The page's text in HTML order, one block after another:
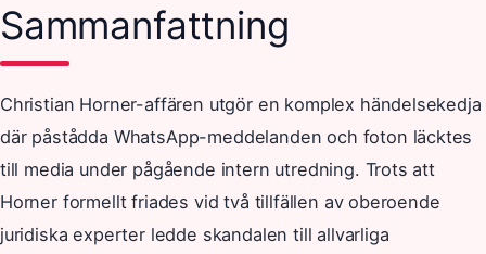
Sammanfattning
Christian Horner-affären utgör en komplex händelsekedja
där påstådda WhatsApp-meddelanden och foton läcktes
till media under pågående intern utredning. Trots att
Horner formellt friades vid två tillfällen av oberoende
juridiska experter ledde skandalen till allvarliga